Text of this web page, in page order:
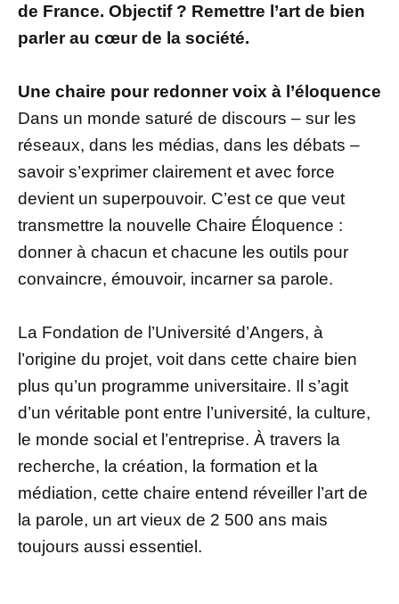
de France. Objectif ? Remettre l’art de bien
parler au cœur de la société.
Une chaire pour redonner voix à l’éloquence
Dans un monde saturé de discours – sur les
réseaux, dans les médias, dans les débats –
savoir s’exprimer clairement et avec force
devient un superpouvoir. C’est ce que veut
transmettre la nouvelle Chaire Éloquence :
donner à chacun et chacune les outils pour
convaincre, émouvoir, incarner sa parole.
La Fondation de l’Université d’Angers, à
l’origine du projet, voit dans cette chaire bien
plus qu’un programme universitaire. Il s’agit
d’un véritable pont entre l’université, la culture,
le monde social et l’entreprise. À travers la
recherche, la création, la formation et la
médiation, cette chaire entend réveiller l’art de
la parole, un art vieux de 2 500 ans mais
toujours aussi essentiel.